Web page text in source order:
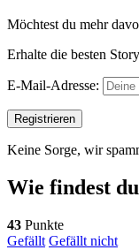
Möchtest du mehr
Erhalte die besten
E-Mail-Adresse:
Keine Sorge, wir
Wie findest
43 Punkte
Gefällt Gefällt nicht